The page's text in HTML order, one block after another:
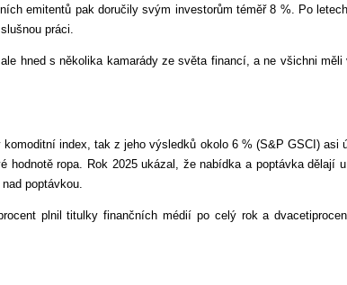
emitentů pak doručily svým investorům téměř 8 %. Po
práci.
hned s několika kamarády ze světa financí, a ne všichni
index, tak z jeho výsledků okolo 6 % (S&P GSCI)
hodnotě ropa. Rok 2025 ukázal, že nabídka a poptávka
poptávkou.
plnil titulky finančních médií po celý rok a